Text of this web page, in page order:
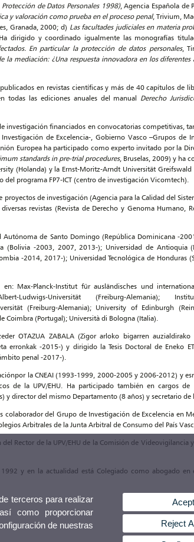
de Datos Personales 1998), Agencia Española de
y valoración como prueba en el proceso penal, Trivium,
Granada, 2000; d) Las facultades judiciales en materia
dirigido y coordinado igualmente las monografías
En particular la protección de datos personales,
la mediación: ¿Una respuesta innovadora en los
en revistas científicas y más de 40 capítulos de
en todas las ediciones anuales del manual Derecho
investigación financiados en convocatorias competitivas,
Investigación de Excelencia-, Gobierno Vasco –Grupos de
Europea ha participado como experto invitado por la
standards in pre-trial procedures, Bruselas, 2009) y ha
(Holanda) y la Ernst-Moritz-Arndt Universität
del programa FP7-ICT (centro de investigación Vicomtech).
de investigación (Agencia para la Calidad del
revistas (Revista de Derecho y Genoma Humano,
Autónoma de Santo Domingo (República Dominicana -
(Bolivia -2003, 2007, 2013-); Universidad de Antioquia
-2014, 2017-); Universidad Tecnológica de Honduras
Max-Planck-Institut für ausländisches und
Ludwigs-Universität (Freiburg-
(Freiburg-Alemania); University of Edinburgh
Coimbra (Portugal); Università di Bologna (Italia).
OTAZUA ZABALA (Zigor arloko bigarren auzialdirako
erronkak -2015-) y dirigido la Tesis Doctoral de Eneko
penal -2017-).
la CNEAI (1993-1999, 2000-2005 y 2006-2012) y
de la UPV/EHU. Ha participado también en cargos de
y director del mismo Departamento (8 años) y secretario de
colaborador del Grupo de Investigación de Excelencia en
Arbitrales de la Junta Arbitral de Consumo del País
Rector de la UPV/EHU de la Comisión de Videovigilancia
y en la actualidad está Colegiado como abogado en
terceros para realizar
como proporcionar
de nuestras
Reject